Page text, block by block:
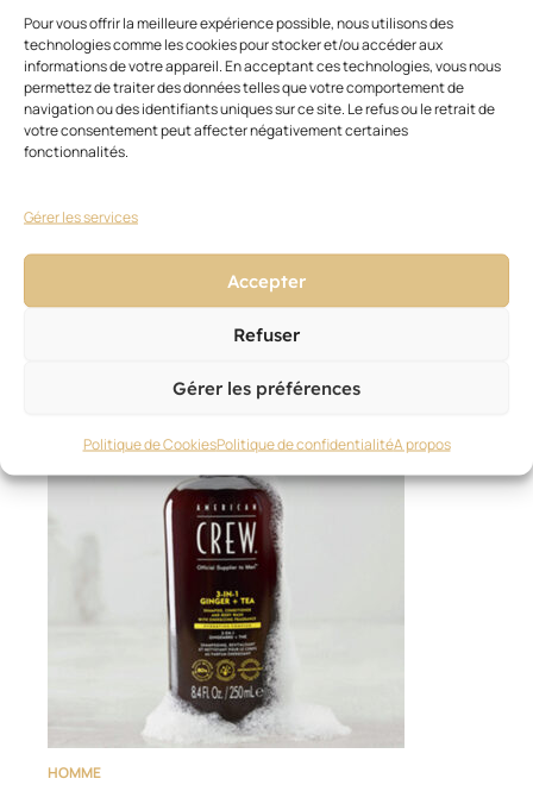
Pour vous offrir la meilleure expérience possible, nous utilisons des
technologies comme les cookies pour stocker et/ou accéder aux
informations de votre appareil. En acceptant ces technologies, vous nous
permettez de traiter des données telles que votre comportement de
navigation ou des identifiants uniques sur ce site. Le refus ou le retrait de
votre consentement peut affecter négativement certaines
fonctionnalités.
Gérer les services
Accepter
Refuser
Gérer les préférences
Politique de CookiesPolitique de confidentialitéA propos
packagings
vintage,
à
identité
visuelle
élaborée.
Ces articles pourraient vous
HOMME